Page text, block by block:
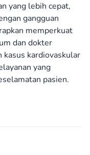
yang lebih cepat,
gangguan
memperkuat
dan dokter
kasus kardiovaskular
yang
pasien.